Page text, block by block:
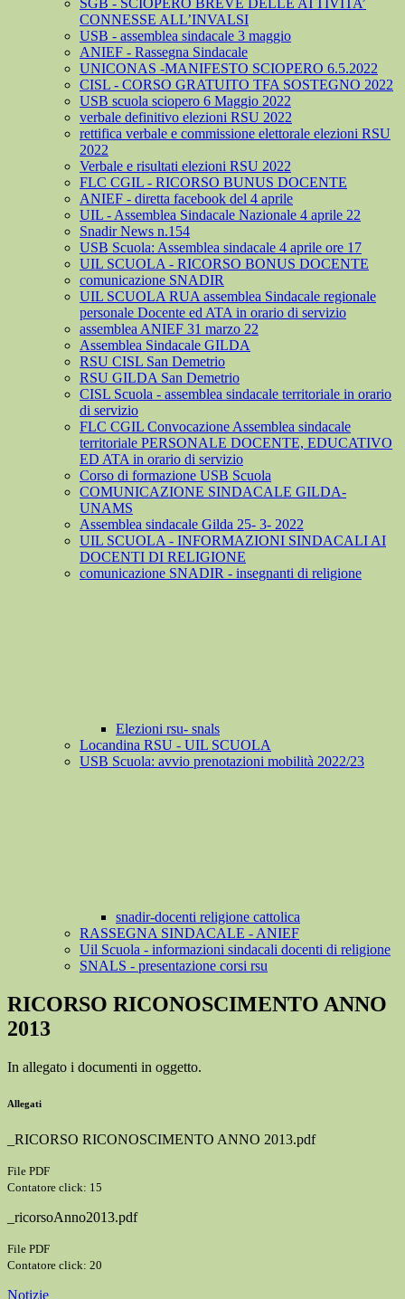
SGB - SCIOPERO BREVE DELLE ATTIVITA’
CONNESSE ALL’INVALSI
USB - assemblea sindacale 3 maggio
ANIEF - Rassegna Sindacale
UNICONAS -MANIFESTO SCIOPERO 6.5.2022
CISL - CORSO GRATUITO TFA SOSTEGNO 2022
USB scuola sciopero 6 Maggio 2022
verbale definitivo elezioni RSU 2022
rettifica verbale e commissione elettorale elezioni RSU
2022
Verbale e risultati elezioni RSU 2022
FLC CGIL - RICORSO BUNUS DOCENTE
ANIEF - diretta facebook del 4 aprile
UIL - Assemblea Sindacale Nazionale 4 aprile 22
Snadir News n.154
USB Scuola: Assemblea sindacale 4 aprile ore 17
UIL SCUOLA - RICORSO BONUS DOCENTE
comunicazione SNADIR
UIL SCUOLA RUA assemblea Sindacale regionale
personale Docente ed ATA in orario di servizio
assemblea ANIEF 31 marzo 22
Assemblea Sindacale GILDA
RSU CISL San Demetrio
RSU GILDA San Demetrio
CISL Scuola - assemblea sindacale territoriale in orario
di servizio
FLC CGIL Convocazione Assemblea sindacale
territoriale PERSONALE DOCENTE, EDUCATIVO
ED ATA in orario di servizio
Corso di formazione USB Scuola
COMUNICAZIONE SINDACALE GILDA-
UNAMS
Assemblea sindacale Gilda 25- 3- 2022
UIL SCUOLA - INFORMAZIONI SINDACALI AI
DOCENTI DI RELIGIONE
comunicazione SNADIR - insegnanti di religione
Elezioni rsu- snals
Locandina RSU - UIL SCUOLA
USB Scuola: avvio prenotazioni mobilità 2022/23
snadir-docenti religione cattolica
RASSEGNA SINDACALE - ANIEF
Uil Scuola - informazioni sindacali docenti di religione
SNALS - presentazione corsi rsu
RICORSO RICONOSCIMENTO ANNO
2013
In allegato i documenti in oggetto.
Allegati
_RICORSO RICONOSCIMENTO ANNO 2013.pdf
File PDF
Contatore click: 15
_ricorsoAnno2013.pdf
File PDF
Contatore click: 20
Notizie